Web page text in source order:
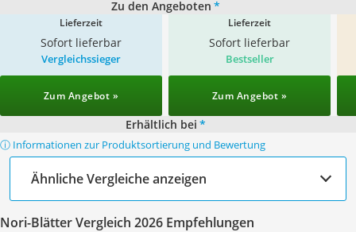
Zu den Angeboten *
Lieferzeit
Sofort lieferbar
Lieferzeit
Sofort lieferbar
Vergleichssieger
Zum Angebot »
Bestseller
Zum Angebot »
Erhältlich bei *
ⓘ Informationen zur Produktsortierung und Bewertung
Ähnliche Vergleiche anzeigen
Nori-Blätter Vergleich 2026 Empfehlungen